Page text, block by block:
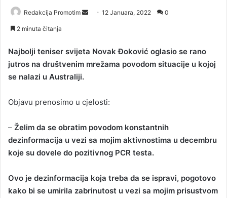
Redakcija Promotim
d
a
l
12 Januara, 2022 0
2 minuta čitanja
Najbolji teniser svijeta Novak Đoković oglasio se rano
jutros na društvenim mrežama povodom situacije u kojoj
se nalazi u Australiji.
Objavu prenosimo u cjelosti:
– Želim da se obratim povodom konstantnih
dezinformacija u vezi sa mojim aktivnostima u decembru
koje su dovele do pozitivnog PCR testa.
Ovo je dezinformacija koja treba da se ispravi, pogotovo
kako bi se umirila zabrinutost u vezi sa mojim prisustvom